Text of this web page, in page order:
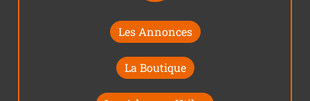
Les Annonces
La Boutique